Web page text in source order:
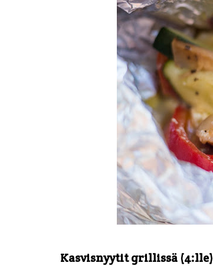
Kasvisnyytit grillissä (4:lle)